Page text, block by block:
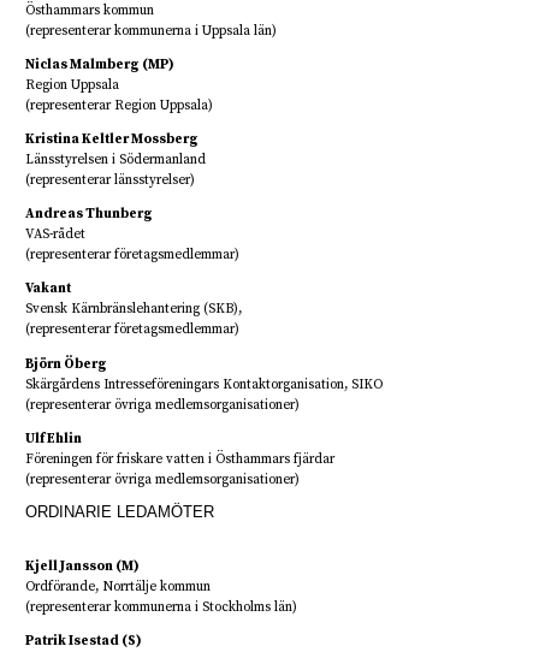
ORDINARIE LEDAMÖTER
Kjell Jansson (M)
Ordförande, Norrtälje kommun
(representerar kommunerna i Stockholms län)
Patrik Isestad (S)
Östhammars kommun
(representerar kommunerna i Uppsala län)
Niclas Malmberg (MP)
Region Uppsala
(representerar Region Uppsala)
Kristina Keltler Mossberg
Länsstyrelsen i Södermanland
(representerar länsstyrelser)
Andreas Thunberg
VAS-rådet
(representerar företagsmedlemmar)
Vakant
Svensk Kärnbränslehantering (SKB),
(representerar företagsmedlemmar)
Björn Öberg
Skärgårdens Intresseföreningars Kontaktorganisation, SIKO
(representerar övriga medlemsorganisationer)
Ulf Ehlin
Föreningen för friskare vatten i Östhammars fjärdar
(representerar övriga medlemsorganisationer)